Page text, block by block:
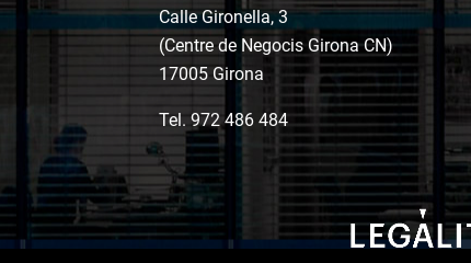
Calle Gironella, 3
(Centre de Negocis Girona CN)
17005 Girona
Tel.972 486 484